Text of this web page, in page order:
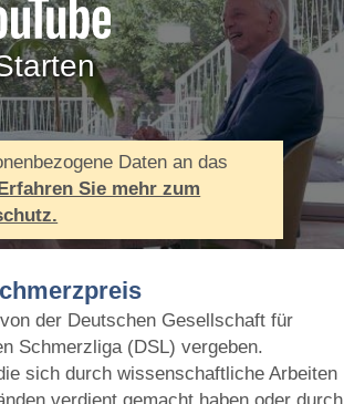
Daten an das
Sie mehr zum
der Deutschen Gesellschaft für
Schmerzliga (DSL) vergeben.
sich durch wissenschaftliche Arbeiten